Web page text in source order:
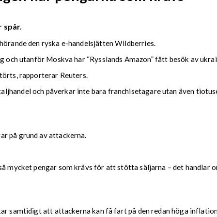
spår.
den ryska e-handelsjätten Wildberries.
och utanför Moskva har “Rysslands Amazon” fått besök av
rapporterar Reuters.
och påverkar inte bara franchisetagare utan även
på grund av attackerna.
mycket pengar som krävs för att stötta säljarna – det handlar
samtidigt att attackerna kan få fart på den redan höga